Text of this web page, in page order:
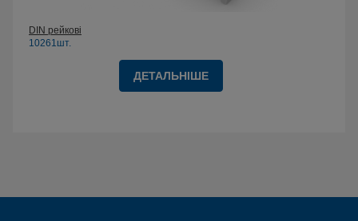
DIN рейкові
10261шт.
ДЕТАЛЬНІШЕ